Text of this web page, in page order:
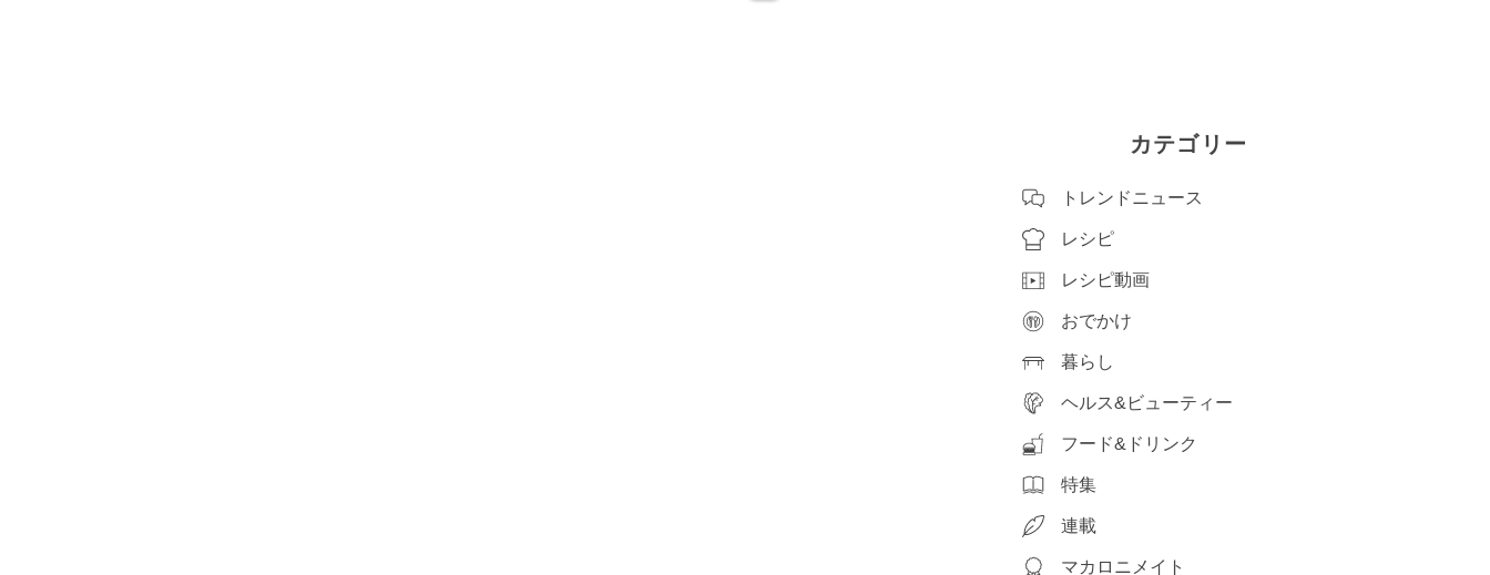
カテゴリー
トレンドニュース
レシピ
レシピ動画
おでかけ
暮らし
ヘルス&ビューティー
フード&ドリンク
特集
連載
マカロニメイト